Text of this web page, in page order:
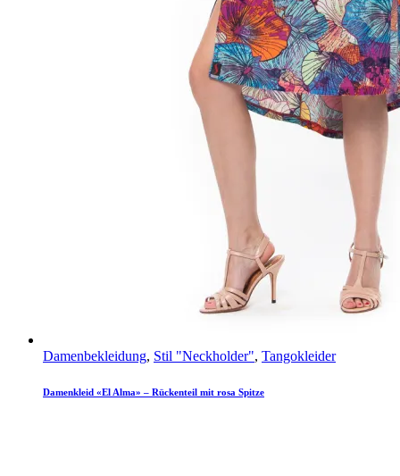
Damenbekleidung, Stil "Neckholder", Tangokleider
Damenkleid «El Alma» – Rückenteil mit rosa Spitze